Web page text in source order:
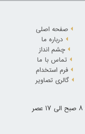
صفحه اصلی
درباره ما
چشم انداز
تماس با ما
فرم استخدام
گالری تصاویر